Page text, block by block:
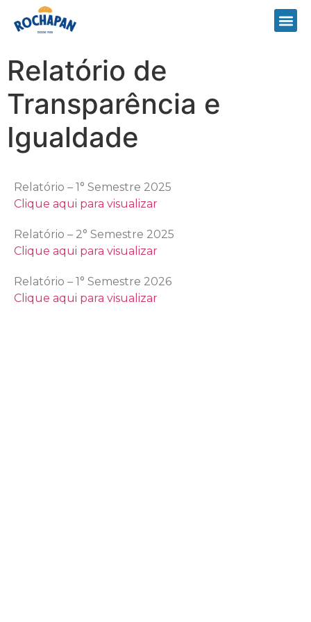
Relatório de
Transparência e
Igualdade
Relatório – 1° Semestre 2025
Clique aqui para visualizar
Relatório – 2° Semestre 2025
Clique aqui para visualizar
Relatório – 1° Semestre 2026
Clique aqui para visualizar